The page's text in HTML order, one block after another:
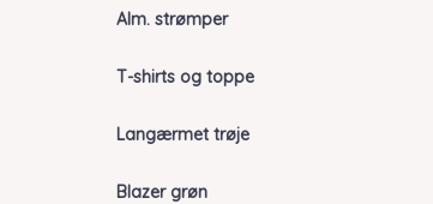
Alm. strømper
T-shirts og toppe
Langærmet trøje
Blazer grøn